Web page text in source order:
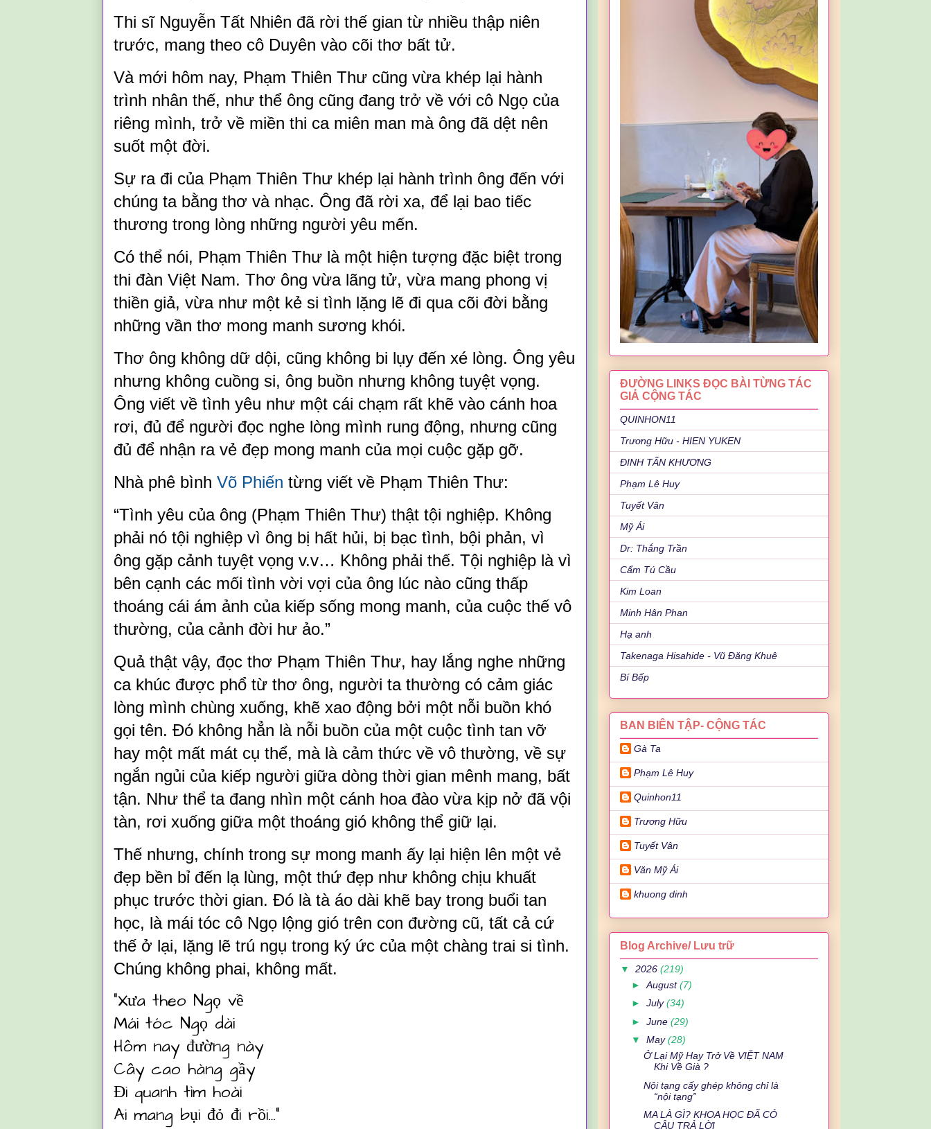
Thi sĩ Nguyễn Tất Nhiên đã rời thế gian từ nhiều thập niên
trước, mang theo cô Duyên vào cõi thơ bất tử.
Và mới hôm nay, Phạm Thiên Thư cũng vừa khép lại hành
trình nhân thế, như thể ông cũng đang trở về với cô Ngọ của
riêng mình, trở về miền thi ca miên man mà ông đã dệt nên
suốt một đời.
Sự ra đi của Phạm Thiên Thư khép lại hành trình ông đến với
chúng ta bằng thơ và nhạc. Ông đã rời xa, để lại bao tiếc
thương trong lòng những người yêu mến.
Có thể nói, Phạm Thiên Thư là một hiện tượng đặc biệt trong
thi đàn Việt Nam. Thơ ông vừa lãng tử, vừa mang phong vị
thiền giả, vừa như một kẻ si tình lặng lẽ đi qua cõi đời bằng
những vần thơ mong manh sương khói.
Thơ ông không dữ dội, cũng không bi lụy đến xé lòng. Ông yêu
nhưng không cuồng si, ông buồn nhưng không tuyệt vọng.
Ông viết về tình yêu như một cái chạm rất khẽ vào cánh hoa
rơi, đủ để người đọc nghe lòng mình rung động, nhưng cũng
đủ để nhận ra vẻ đẹp mong manh của mọi cuộc gặp gỡ.
Nhà phê bình Võ Phiến từng viết về Phạm Thiên Thư:
“Tình yêu của ông (Phạm Thiên Thư) thật tội nghiệp. Không
phải nó tội nghiệp vì ông bị hất hủi, bị bạc tình, bội phản, vì
ông gặp cảnh tuyệt vọng v.v… Không phải thế. Tội nghiệp là vì
bên cạnh các mối tình vời vợi của ông lúc nào cũng thấp
thoáng cái ám ảnh của kiếp sống mong manh, của cuộc thế vô
thường, của cảnh đời hư ảo.”
Quả thật vậy, đọc thơ Phạm Thiên Thư, hay lắng nghe những
ca khúc được phổ từ thơ ông, người ta thường có cảm giác
lòng mình chùng xuống, khẽ xao động bởi một nỗi buồn khó
gọi tên. Đó không hẳn là nỗi buồn của một cuộc tình tan vỡ
hay một mất mát cụ thể, mà là cảm thức về vô thường, về sự
ngắn ngủi của kiếp người giữa dòng thời gian mênh mang, bất
tận. Như thể ta đang nhìn một cánh hoa đào vừa kịp nở đã vội
tàn, rơi xuống giữa một thoáng gió không thể giữ lại.
Thế nhưng, chính trong sự mong manh ấy lại hiện lên một vẻ
đẹp bền bỉ đến lạ lùng, một thứ đẹp như không chịu khuất
phục trước thời gian. Đó là tà áo dài khẽ bay trong buổi tan
học, là mái tóc cô Ngọ lộng gió trên con đường cũ, tất cả cứ
thế ở lại, lặng lẽ trú ngụ trong ký ức của một chàng trai si tình.
Chúng không phai, không mất.
“Xưa theo Ngọ về
Mái tóc Ngọ dài
Hôm nay đường này
Cây cao hàng gầy
Đi quanh tìm hoài
Ai mang bụi đỏ đi rồi…”
ĐƯỜNG LINKS ĐỌC BÀI TỪNG TÁC
GIẢ CỘNG TÁC
QUINHON11
Trương Hữu - HIEN YUKEN
ĐINH TẤN KHƯƠNG
Phạm Lê Huy
Tuyết Vân
Mỹ Ái
Dr: Thắng Trần
Cẩm Tú Cầu
Kim Loan
Minh Hân Phan
Hạ anh
Takenaga Hisahide - Vũ Đăng Khuê
Bí Bếp
BAN BIÊN TẬP- CỘNG TÁC
Gà Ta
Phạm Lê Huy
Quinhon11
Trương Hữu
Tuyết Vân
Văn Mỹ Ái
khuong dinh
Blog Archive/ Lưu trữ
▼ 2026 (219)
►August(7)
►July(34)
►June(29)
▼May(28)
Ở Lại Mỹ Hay Trở Về VIỆT NAM
Khi Về Già ?
Nội tạng cấy ghép không chỉ là
“nội tạng”
MA LÀ GÌ? KHOA HỌC ĐÃ CÓ
CÂU TRẢ LỜI